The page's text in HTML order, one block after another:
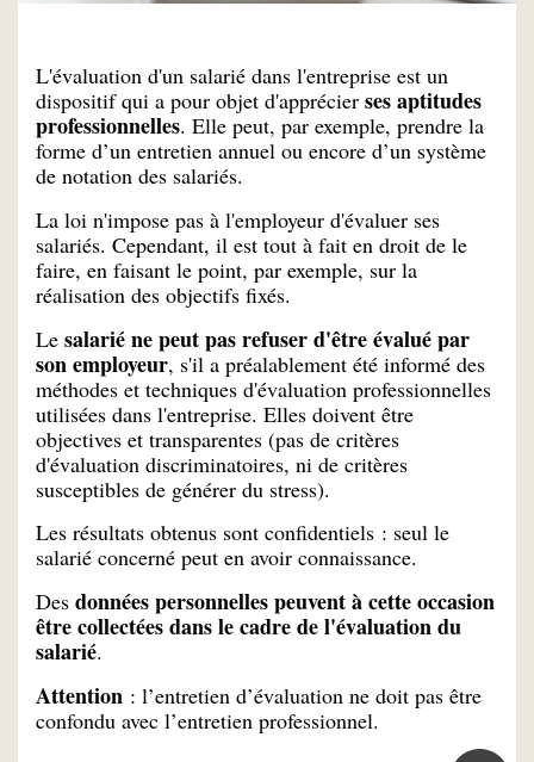
L'évaluation d'un salarié dans l'entreprise est un
dispositif qui a pour objet d'apprécier ses aptitudes
professionnelles. Elle peut, par exemple, prendre la
forme d’un entretien annuel ou encore d’un système
de notation des salariés.
La loi n'impose pas à l'employeur d'évaluer ses
salariés. Cependant, il est tout à fait en droit de le
faire, en faisant le point, par exemple, sur la
réalisation des objectifs fixés.
Le salarié ne peut pas refuser d'être évalué par
son employeur, s'il a préalablement été informé des
méthodes et techniques d'évaluation professionnelles
utilisées dans l'entreprise. Elles doivent être
objectives et transparentes (pas de critères
d'évaluation discriminatoires, ni de critères
susceptibles de générer du stress).
Les résultats obtenus sont confidentiels : seul le
salarié concerné peut en avoir connaissance.
Des données personnelles peuvent à cette occasion
être collectées dans le cadre de l'évaluation du
salarié.
Attention : l’entretien d’évaluation ne doit pas être
confondu avec l’entretien professionnel.